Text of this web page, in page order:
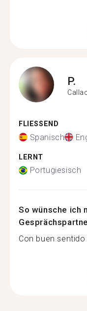
P.
FLIESSEND
Spanisch
LERNT
Portugiesisch
So wünsche ich
Con buen